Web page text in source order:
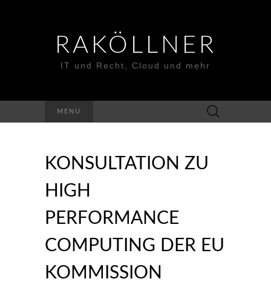
RAKÖLLNER
IT und Recht, Cloud und mehr
MENU
Suchen
nach:
KONSULTATION ZU
HIGH
PERFORMANCE
COMPUTING DER EU
KOMMISSION